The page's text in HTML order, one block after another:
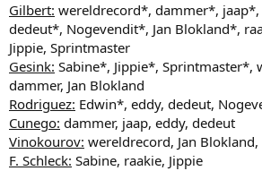
Gilbert: wereldrecord*, dammer*,
dedeut*, Nogevendit*, Jan Blokland*,
Jippie, Sprintmaster
Gesink: Sabine*, Jippie*, Sprintmaster*,
dammer, Jan Blokland
Rodriguez: Edwin*, eddy, dedeut,
Cunego: dammer, jaap, eddy, dedeut
Vinokourov: wereldrecord, Jan
F. Schleck: Sabine, raakie, Jippie